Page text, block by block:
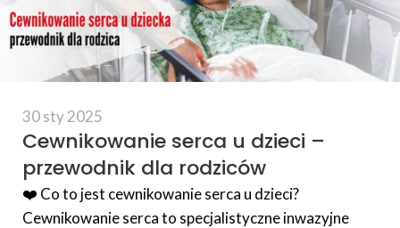
30 sty 2025
Cewnikowanie serca u dzieci –
przewodnik dla rodziców
❤️ Co to jest cewnikowanie serca u dzieci?
Cewnikowanie serca to specjalistyczne inwazyjne